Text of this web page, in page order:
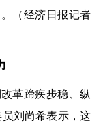
（经济日报记者
革蹄疾步稳、纵
刘尚希表示，这